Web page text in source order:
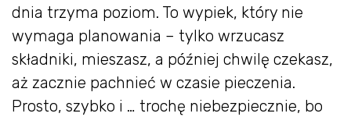
dnia trzyma poziom. To wypiek, który nie
wymaga planowania – tylko wrzucasz
składniki, mieszasz, a później chwilę czekasz,
aż zacznie pachnieć w czasie pieczenia.
Prosto, szybko i … trochę niebezpiecznie, bo